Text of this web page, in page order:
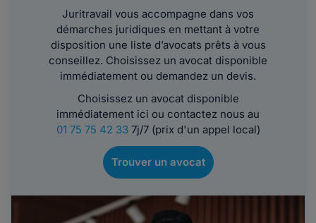
Juritravail vous accompagne dans vos
démarches juridiques en mettant à votre
disposition une liste d’avocats prêts à vous
conseillez. Choisissez un avocat disponible
immédiatement ou demandez un devis.
Choisissez un avocat disponible
immédiatement ici ou contactez nous au
01 75 75 42 337j/7 (prix d'un appel local)
Trouver un avocat